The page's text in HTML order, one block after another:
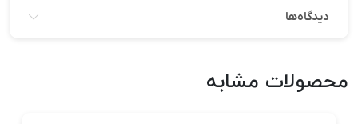
دیدگاه‌ها
محصولات مشابه